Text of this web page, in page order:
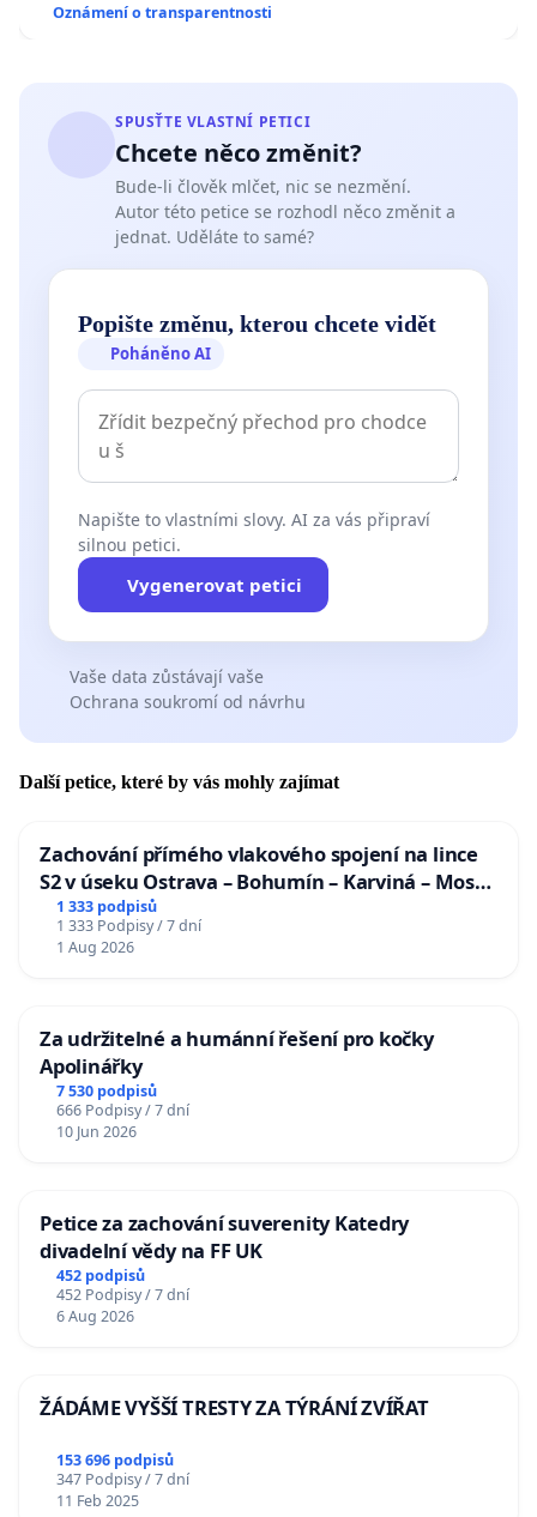
Oznámení o transparentnosti
SPUSŤTE VLASTNÍ PETICI
Chcete něco změnit?
Bude-li člověk mlčet, nic se nezmění.
Autor této petice se rozhodl něco změnit a
jednat. Uděláte to samé?
Popište změnu, kterou chcete vidět
Poháněno AI
Napište to vlastními slovy. AI za vás připraví
silnou petici.
Vygenerovat petici
Vaše data zůstávají vaše
Ochrana soukromí od návrhu
Další petice, které by vás mohly zajímat
Zachování přímého vlakového spojení na lince
S2 v úseku Ostrava – Bohumín – Karviná – Mosty
u Jablunkova
1 333 podpisů
1 333 Podpisy / 7 dní
1 Aug 2026
Za udržitelné a humánní řešení pro kočky
Apolinářky
7 530 podpisů
666 Podpisy / 7 dní
10 Jun 2026
Petice za zachování suverenity Katedry
divadelní vědy na FF UK
452 podpisů
452 Podpisy / 7 dní
6 Aug 2026
ŽÁDÁME VYŠŠÍ TRESTY ZA TÝRÁNÍ ZVÍŘAT
153 696 podpisů
347 Podpisy / 7 dní
11 Feb 2025